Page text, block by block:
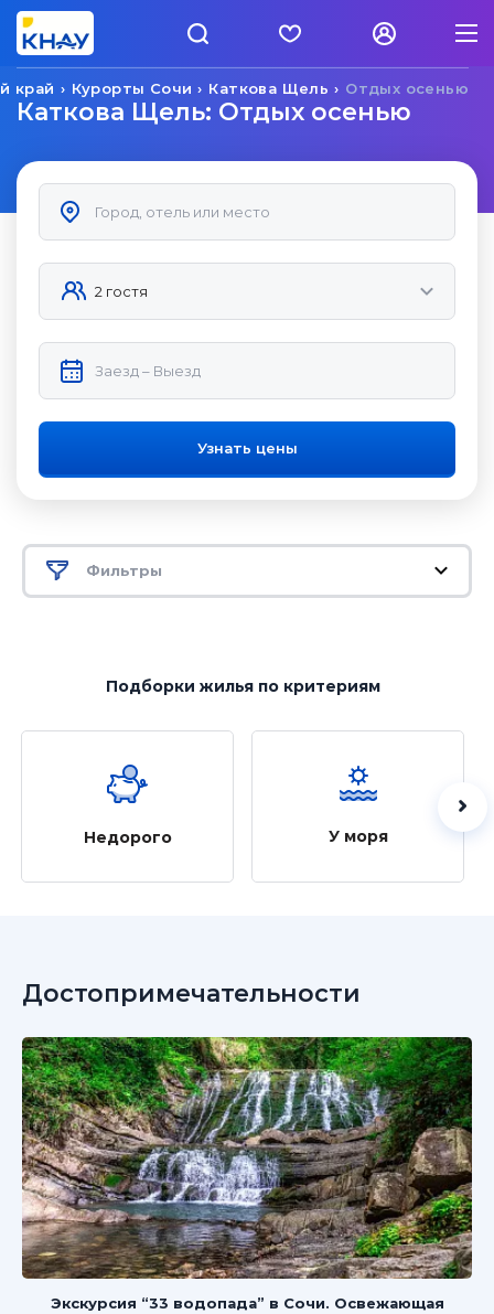
Отдых осенью
Каткова Щель
Курорты Сочи
край
Каткова Щель: Отдых осенью
Узнать цены
Фильтры
Подборки жильяпо критериям
Недорого У моря
Достопримечательности
Экскурсия “33 водопада” в Сочи. Освежающая